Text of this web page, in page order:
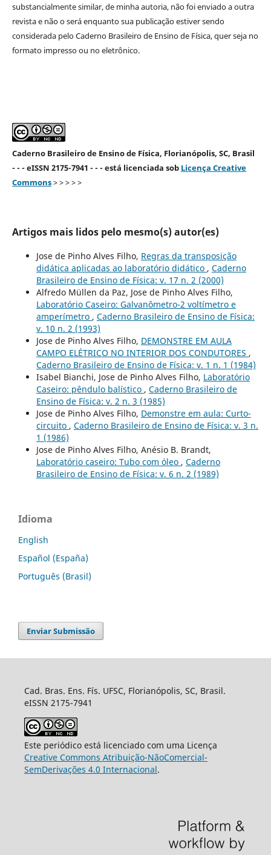
substancialmente similar, de minha autoria, não foi enviado a outra
revista e não o será enquanto sua publicação estiver sendo
considerada pelo Caderno Brasileiro de Ensino de Física, quer seja no
formato impresso ou no eletrônico.
Caderno Brasileiro de Ensino de Física, Florianópolis, SC, Brasil
- - - eISSN 2175-7941 - - - está licenciada sob Licença Creative
Commons> > > > >
Artigos mais lidos pelo mesmo(s) autor(es)
Jose de Pinho Alves Filho, Regras da transposição
didática aplicadas ao laboratório didático , Caderno
Brasileiro de Ensino de Física: v. 17 n. 2 (2000)
Alfredo Müllen da Paz, Jose de Pinho Alves Filho,
Laboratório Caseiro: Galvanômetro-2 voltímetro e
amperímetro , Caderno Brasileiro de Ensino de Física:
v. 10 n. 2 (1993)
Jose de Pinho Alves Filho, DEMONSTRE EM AULA
CAMPO ELÉTRICO NO INTERIOR DOS CONDUTORES ,
Caderno Brasileiro de Ensino de Física: v. 1 n. 1 (1984)
Isabel Bianchi, Jose de Pinho Alves Filho, Laboratório
Caseiro: pêndulo balístico , Caderno Brasileiro de
Ensino de Física: v. 2 n. 3 (1985)
Jose de Pinho Alves Filho, Demonstre em aula: Curto-
circuito , Caderno Brasileiro de Ensino de Física: v. 3 n.
1 (1986)
Jose de Pinho Alves Filho, Anésio B. Brandt,
Laboratório caseiro: Tubo com óleo , Caderno
Brasileiro de Ensino de Física: v. 6 n. 2 (1989)
Idioma
English
Español (España)
Português (Brasil)
Enviar Submissão
Cad. Bras. Ens. Fís. UFSC, Florianópolis, SC, Brasil.
eISSN 2175-7941
Este periódico está licenciado com uma Licença
Creative Commons Atribuição-NãoComercial-
SemDerivações 4.0 Internacional.